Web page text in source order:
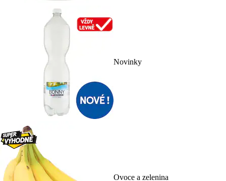
Novinky
Ovoce a zelenina